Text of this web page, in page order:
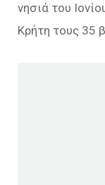
νησιά του
Κρήτη τους 35